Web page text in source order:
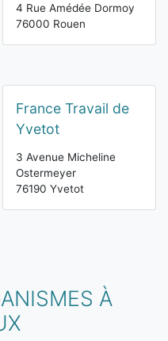
4 Rue Amédée Dormoy
76000 Rouen
France Travail de
Yvetot
3 Avenue Micheline
Ostermeyer
76190 Yvetot
À